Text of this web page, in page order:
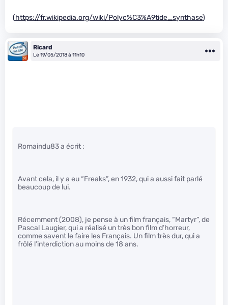
(https://fr.wikipedia.org/wiki/Polyc%C3%A9tide_synthase)
Ricard
Le 19/05/2018 à 11h10
Romaindu83 a écrit :
Avant cela, il y a eu “Freaks”, en 1932, qui a aussi fait parlé
beaucoup de lui.
Récemment (2008), je pense à un film français, “Martyr”, de
Pascal Laugier, qui a réalisé un très bon film d’horreur,
comme savent le faire les Français. Un film très dur, qui a
frôlé l’interdiction au moins de 18 ans.